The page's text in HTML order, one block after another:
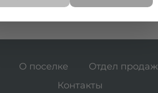
О поселке Отдел продаж
Контакты